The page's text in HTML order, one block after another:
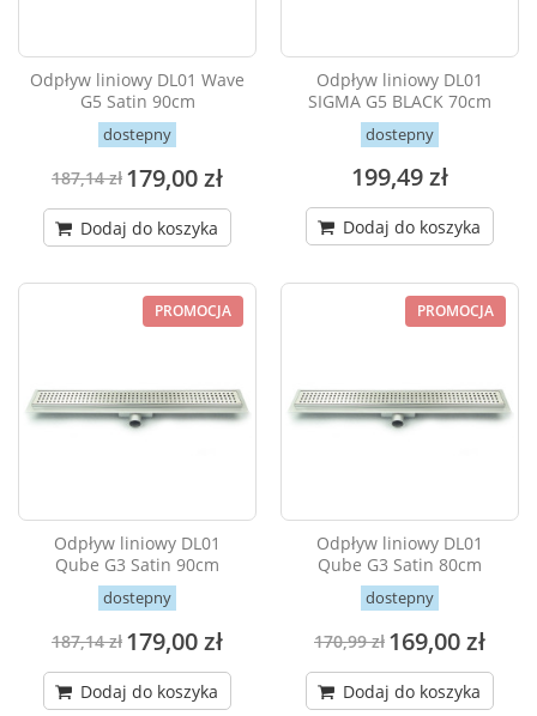
Odpływ liniowy DL01 Wave
G5 Satin 90cm
dostepny
187,14 zł 179,00 zł
Dodaj do koszyka
Odpływ liniowy DL01
SIGMA G5 BLACK 70cm
dostepny
199,49 zł
Dodaj do koszyka
PROMOCJA
Odpływ liniowy DL01
Qube G3 Satin 90cm
dostepny
187,14 zł 179,00 zł
Dodaj do koszyka
PROMOCJA
Odpływ liniowy DL01
Qube G3 Satin 80cm
dostepny
170,99 zł 169,00 zł
Dodaj do koszyka